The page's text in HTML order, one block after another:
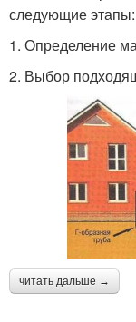
следующие этапы:
1. Определение
2. Выбор
читать дальше →